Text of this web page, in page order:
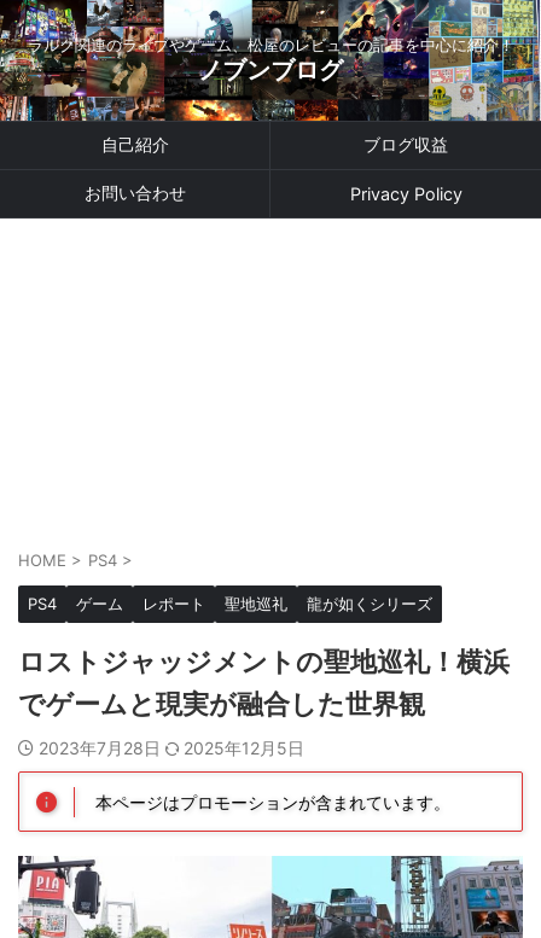
ラルク関連のライブやゲーム、松屋のレビューの記事を中心に紹介！
ノブンブログ
自己紹介 ブログ収益
お問い合わせ Privacy Policy
HOME > PS4 >
PS4 ゲーム レポート 聖地巡礼 龍が如くシリーズ
ロストジャッジメントの聖地巡礼！横浜
でゲームと現実が融合した世界観
2023年7月28日 2025年12月5日
本ページはプロモーションが含まれています。